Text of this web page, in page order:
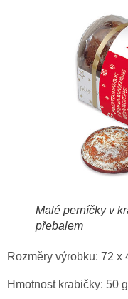
Malé perníčky v
přebalem
Rozměry výrobku: 72 x
Hmotnost krabičky: 50 g